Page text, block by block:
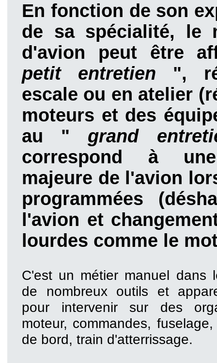
En fonction de son
de sa spécialité, le
d'avion peut être
petit entretien ",
escale ou en atelier
moteurs et des
au " grand
correspond à
majeure de l'avion
programmées
l'avion et
lourdes comme le
C'est un métier manuel dans
de nombreux outils et
pour intervenir sur des
moteur, commandes,
de bord, train d'atterrissage.